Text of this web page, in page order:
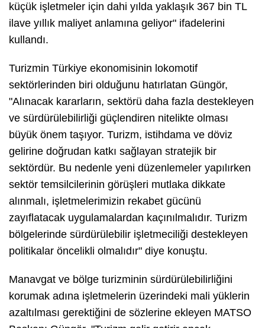
küçük işletmeler için dahi yılda yaklaşık 367 bin TL
ilave yıllık maliyet anlamına geliyor" ifadelerini
kullandı.
Turizmin Türkiye ekonomisinin lokomotif
sektörlerinden biri olduğunu hatırlatan Güngör,
"Alınacak kararların, sektörü daha fazla destekleyen
ve sürdürülebilirliği güçlendiren nitelikte olması
büyük önem taşıyor. Turizm, istihdama ve döviz
gelirine doğrudan katkı sağlayan stratejik bir
sektördür. Bu nedenle yeni düzenlemeler yapılırken
sektör temsilcilerinin görüşleri mutlaka dikkate
alınmalı, işletmelerimizin rekabet gücünü
zayıflatacak uygulamalardan kaçınılmalıdır. Turizm
bölgelerinde sürdürülebilir işletmeciliği destekleyen
politikalar öncelikli olmalıdır" diye konuştu.
Manavgat ve bölge turizminin sürdürülebilirliğini
korumak adına işletmelerin üzerindeki mali yüklerin
azaltılması gerektiğini de sözlerine ekleyen MATSO